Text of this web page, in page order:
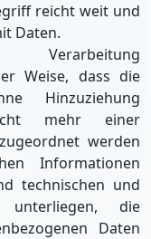
reicht weit und
Daten.
Verarbeitung
Weise, dass die
Hinzuziehung
mehr einer
werden
Informationen
technischen und
unterliegen, die
Daten